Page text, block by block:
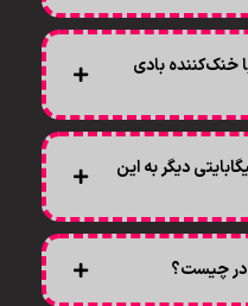
خنک‌کننده بادی
می‌توانم بعداً یک پک 96 گیگابایتی دیگر به این